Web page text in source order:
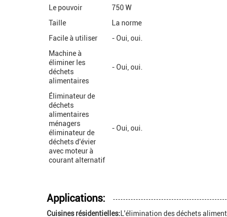
Le pouvoir
750 W
Taille
La norme
Facile à utiliser
- Oui, oui.
Machine à
éliminer les
déchets
alimentaires
- Oui, oui.
Éliminateur de
déchets
alimentaires
ménagers
éliminateur de
déchets d'évier
avec moteur à
courant alternatif
- Oui, oui.
Applications:
Cuisines résidentielles: L'élimination des déchets